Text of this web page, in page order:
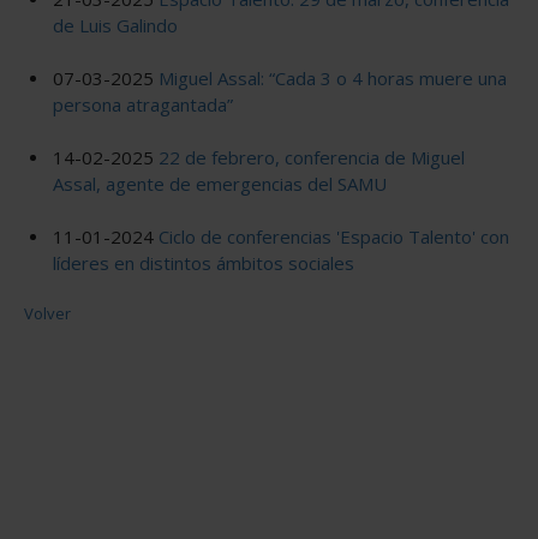
de Luis Galindo
07-03-2025 Miguel Assal: “Cada 3 o 4 horas muere una
persona atragantada”
14-02-2025 22 de febrero, conferencia de Miguel
Assal, agente de emergencias del SAMU
11-01-2024 Ciclo de conferencias 'Espacio Talento' con
líderes en distintos ámbitos sociales
Volver